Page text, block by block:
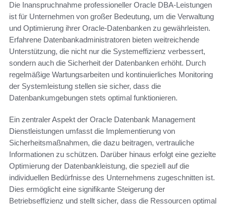
Die Inanspruchnahme professioneller Oracle DBA-Leistungen
ist für Unternehmen von großer Bedeutung, um die Verwaltung
und Optimierung ihrer Oracle-Datenbanken zu gewährleisten.
Erfahrene Datenbankadministratoren bieten weitreichende
Unterstützung, die nicht nur die Systemeffizienz verbessert,
sondern auch die Sicherheit der Datenbanken erhöht. Durch
regelmäßige Wartungsarbeiten und kontinuierliches Monitoring
der Systemleistung stellen sie sicher, dass die
Datenbankumgebungen stets optimal funktionieren.
Ein zentraler Aspekt der Oracle Datenbank Management
Dienstleistungen umfasst die Implementierung von
Sicherheitsmaßnahmen, die dazu beitragen, vertrauliche
Informationen zu schützen. Darüber hinaus erfolgt eine gezielte
Optimierung der Datenbankleistung, die speziell auf die
individuellen Bedürfnisse des Unternehmens zugeschnitten ist.
Dies ermöglicht eine signifikante Steigerung der
Betriebseffizienz und stellt sicher, dass die Ressourcen optimal